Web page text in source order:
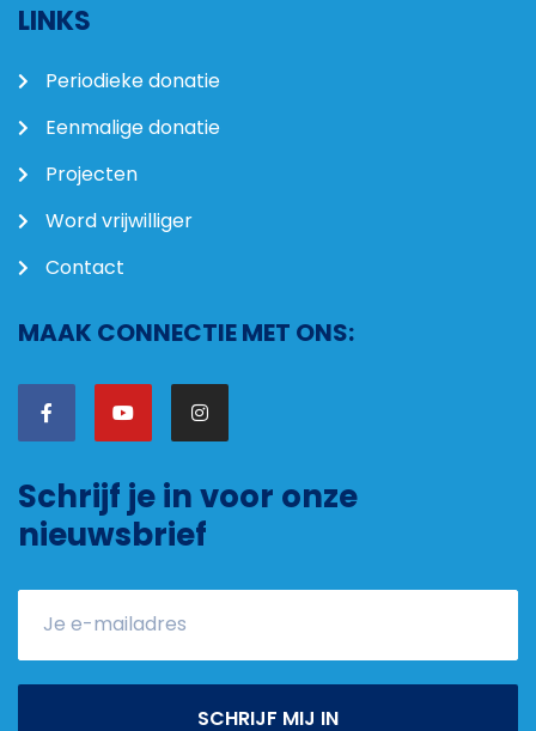
LINKS
Periodieke donatie
Eenmalige donatie
Projecten
Word vrijwilliger
Contact
MAAK CONNECTIE MET ONS:
Schrijf je in voor onze
nieuwsbrief
SCHRIJF MIJ IN